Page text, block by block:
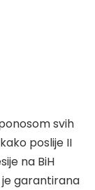
svih
poslije II
na BiH
je garantirana